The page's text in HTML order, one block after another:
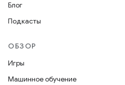
Блог
Подкасты
ОБЗОР
Игры
Машинное обучение